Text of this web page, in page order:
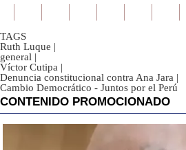
TAGS
Ruth Luque |
general |
Víctor Cutipa |
Denuncia constitucional contra Ana Jara |
Cambio Democrático - Juntos por el Perú